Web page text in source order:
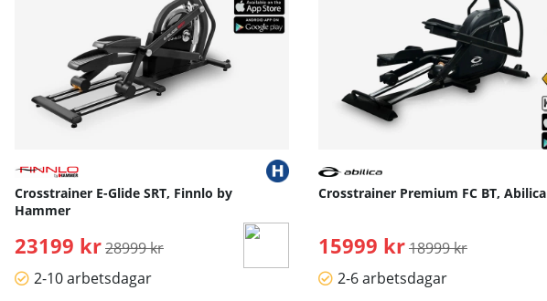
Crosstrainer E-Glide SRT, Finnlo by
Hammer
23199 kr Ordinarie pris:
28999 kr
2-10 arbetsdagar
Crosstrainer Premium FC BT, Abilica
15999 kr Ordinarie pris:
18999 kr
2-6 arbetsdagar